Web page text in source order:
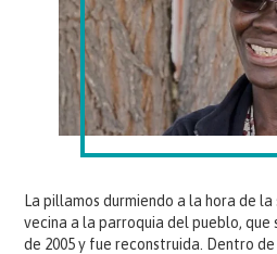
La pillamos durmiendo a la hora de
vecina a la parroquia del pueblo,
de 2005 y fue reconstruida. Dentro